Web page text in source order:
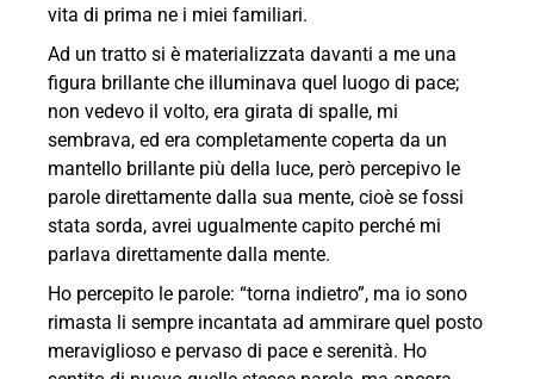
vita di prima ne i miei familiari.
Ad un tratto si è materializzata davanti a me una
figura brillante che illuminava quel luogo di pace;
non vedevo il volto, era girata di spalle, mi
sembrava, ed era completamente coperta da un
mantello brillante più della luce, però percepivo le
parole direttamente dalla sua mente, cioè se fossi
stata sorda, avrei ugualmente capito perché mi
parlava direttamente dalla mente.
Ho percepito le parole: “torna indietro”, ma io sono
rimasta li sempre incantata ad ammirare quel posto
meraviglioso e pervaso di pace e serenità. Ho